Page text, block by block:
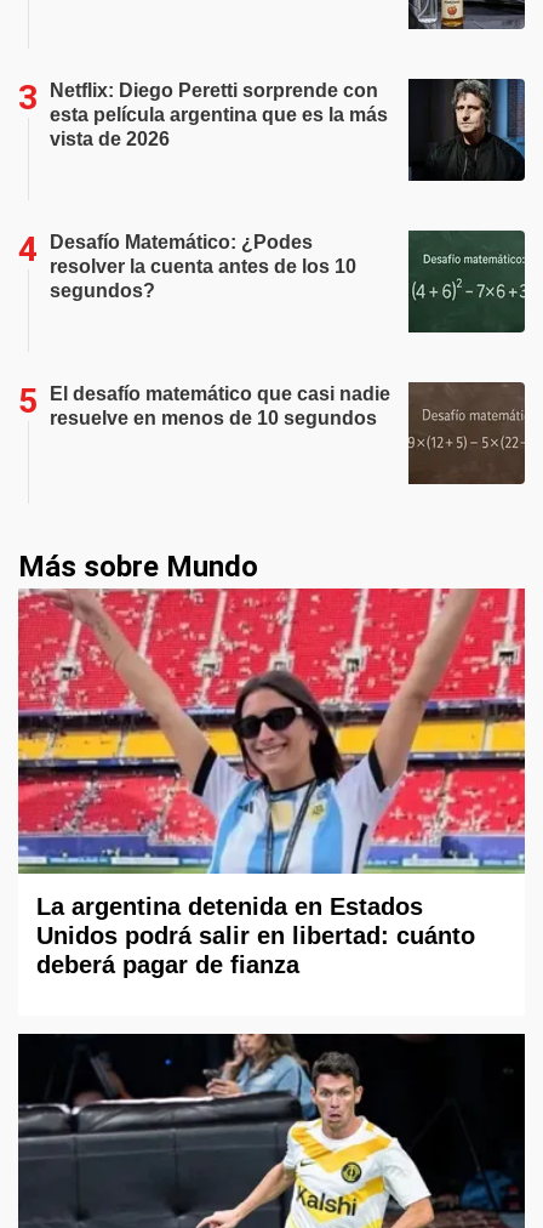
Netflix: Diego Peretti sorprende con
esta película argentina que es la más
vista de 2026
Desafío Matemático: ¿Podes
resolver la cuenta antes de los 10
segundos?
El desafío matemático que casi nadie
resuelve en menos de 10 segundos
Más sobre Mundo
La argentina detenida en Estados
Unidos podrá salir en libertad: cuánto
deberá pagar de fianza